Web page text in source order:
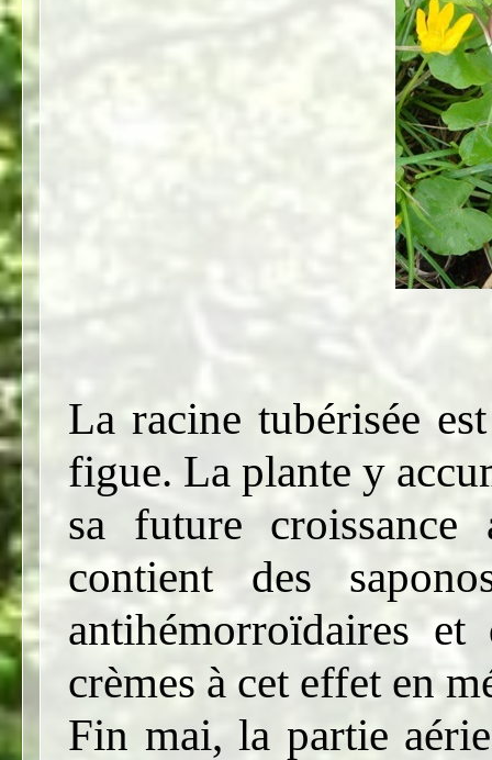
La racine tubérisée
figue. La plante y
sa future
contient des
antihémorroïdaires
crèmes à cet effet en
Fin mai, la partie